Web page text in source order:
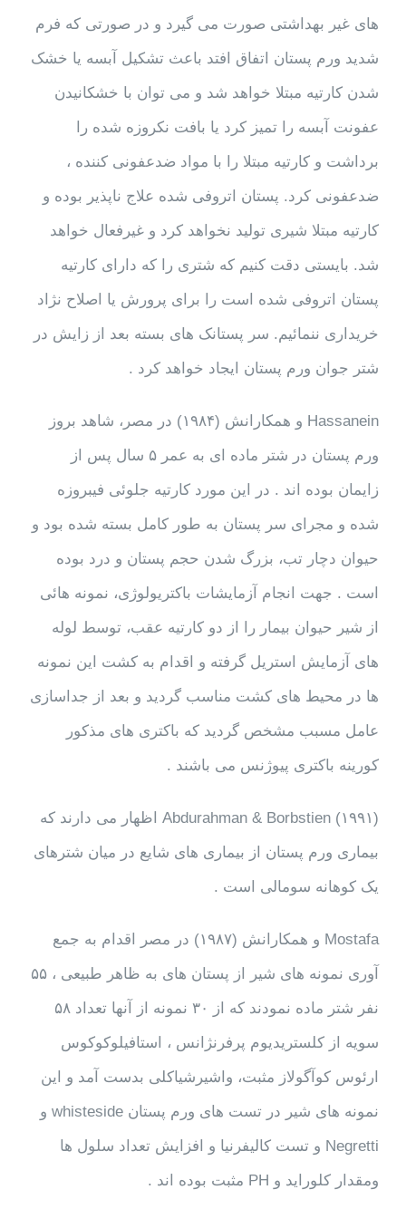
های غیر بهداشتی صورت می گیرد و در صورتی که فرم
شدید ورم پستان اتفاق افتد باعث تشکیل آبسه یا خشک
شدن کارتیه مبتلا خواهد شد و می توان با خشکانیدن
عفونت آبسه را تمیز کرد یا بافت نکروزه شده را
برداشت و کارتیه مبتلا را با مواد ضدعفونی کننده ،
ضدعفونی کرد. پستان اتروفی شده علاج ناپذیر بوده و
کارتیه مبتلا شیری تولید نخواهد کرد و غیرفعال خواهد
شد. بایستی دقت کنیم که شتری را که دارای کارتیه
پستان اتروفی شده است را برای پرورش یا اصلاح نژاد
خریداری ننمائیم. سر پستانک های بسته بعد از زایش در
شتر جوان ورم پستان ایجاد خواهد کرد .
Hassanein و همکارانش (۱۹۸۴) در مصر، شاهد بروز
ورم پستان در شتر ماده ای به عمر ۵ سال پس از
زایمان بوده اند . در این مورد کارتیه جلوئی فیبروزه
شده و مجرای سر پستان به طور کامل بسته شده بود و
حیوان دچار تب، بزرگ شدن حجم پستان و درد بوده
است . جهت انجام آزمایشات باکتریولوژی، نمونه هائی
از شیر حیوان بیمار را از دو کارتیه عقب، توسط لوله
های آزمایش استریل گرفته و اقدام به کشت این نمونه
ها در محیط های کشت مناسب گردید و بعد از جداسازی
عامل مسبب مشخص گردید که باکتری های مذکور
کورینه باکتری پیوژنس می باشند .
Abdurahman & Borbstien (۱۹۹۱) اظهار می دارند که
بیماری ورم پستان از بیماری های شایع در میان شترهای
یک کوهانه سومالی است .
Mostafa و همکارانش (۱۹۸۷) در مصر اقدام به جمع
آوری نمونه های شیر از پستان های به ظاهر طبیعی ، ۵۵
نفر شتر ماده نمودند که از ۳۰ نمونه از آنها تعداد ۵۸
سویه از کلستریدیوم پرفرنژانس ، استافیلوکوکوس
ارئوس کوآگولاز مثبت، واشیرشیاکلی بدست آمد و این
نمونه های شیر در تست های ورم پستان whisteside و
Negretti و تست کالیفرنیا و افزایش تعداد سلول ها
ومقدار کلوراید و PH مثبت بوده اند .